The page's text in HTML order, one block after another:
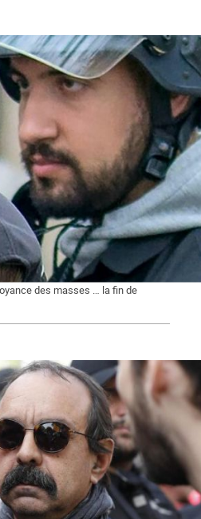
au royaume de Macron
réélection qui n’en finit pas de
… Une classe politique en
des masses … la fin de